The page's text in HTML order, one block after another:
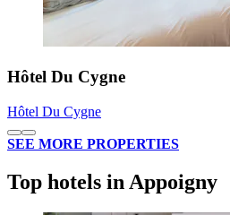
Hôtel Du Cygne
Hôtel Du Cygne
SEE MORE PROPERTIES
Top hotels in Appoigny